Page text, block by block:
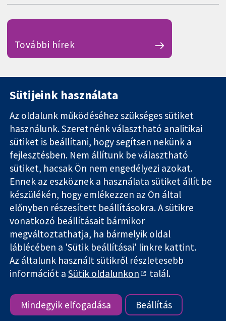
További hírek
Hiteles
bizonyíték.
Tájékozott
döntés.
Jobb egészség
11-13 Cavendish
Square
London
W1G 0AN
Egyesült
Királyság
Kapcsolat
Hírek
Sajtóosztály
Rólunk
Állások
Cochrane
Library
The Cochrane Collaboration is a charity (no. 1045921) and a
company limited by guarantee (no. 03044323) registered in
England & Wales. VAT registration number GB 718 2127 49.
Szerzői jog © 2026 The Cochrane Collaboration
Honlap szabályok és feltételek|Nyilatkozat|Adatvédelem
Cookie-kra vonatkozó irányelvek
Cookie beállítások
Sütijeink használata
Az oldalunk működéséhez szükséges sütiket
használunk. Szeretnénk választható analitikai
sütiket is beállítani, hogy segítsen nekünk a
fejlesztésben. Nem állítunk be választható
sütiket, hacsak Ön nem engedélyezi azokat.
Ennek az eszköznek a használata sütiket állít be
készülékén, hogy emlékezzen az Ön által
előnyben részesített beállításokra. A sütikre
vonatkozó beállításait bármikor
megváltoztathatja, ha bármelyik oldal
láblécében a 'Sütik beállításai' linkre kattint.
Az általunk használt sütikről részletesebb
információt aSütik oldalunkon talál.
Mindegyik elfogadása Beállítás